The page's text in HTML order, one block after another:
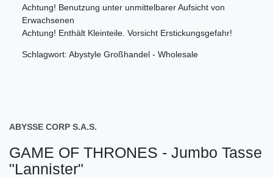
Achtung! Benutzung unter unmittelbarer Aufsicht von
Erwachsenen
Achtung! Enthält Kleinteile. Vorsicht Erstickungsgefahr!
Schlagwort: Abystyle Großhandel - Wholesale
ABYSSE CORP S.A.S.
GAME OF THRONES - Jumbo Tasse
"Lannister"